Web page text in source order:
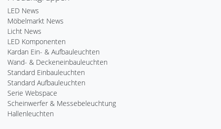
LED News
Möbelmarkt News
Licht News
LED Komponenten
Kardan Ein- & Aufbauleuchten
Wand- & Deckeneinbauleuchten
Standard Einbauleuchten
Standard Aufbauleuchten
Serie Webspace
Scheinwerfer & Messebeleuchtung
Hallenleuchten